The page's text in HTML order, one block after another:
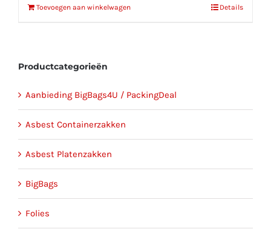
Toevoegen aan winkelwagen Details
Productcategorieën
Aanbieding BigBags4U / PackingDeal
Asbest Containerzakken
Asbest Platenzakken
BigBags
Folies